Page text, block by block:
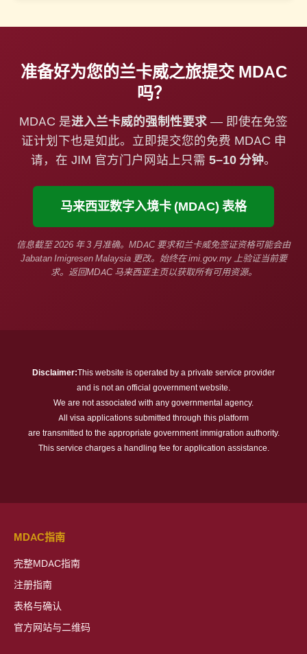
准备好为您的兰卡威之旅提交 MDAC
吗？
MDAC 是进入兰卡威的强制性要求 — 即使在免签
证计划下也是如此。立即提交您的免费 MDAC 申
请，在 JIM 官方门户网站上只需 5–10 分钟。
马来西亚数字入境卡 (MDAC) 表格
信息截至 2026 年 3 月准确。MDAC 要求和兰卡威免签证资格可能会由
Jabatan Imigresen Malaysia 更改。始终在imi.gov.my上验证当前要
求。返回MDAC 马来西亚主页以获取所有可用资源。
MDAC指南
完整MDAC指南
注册指南
表格与确认
官方网站与二维码